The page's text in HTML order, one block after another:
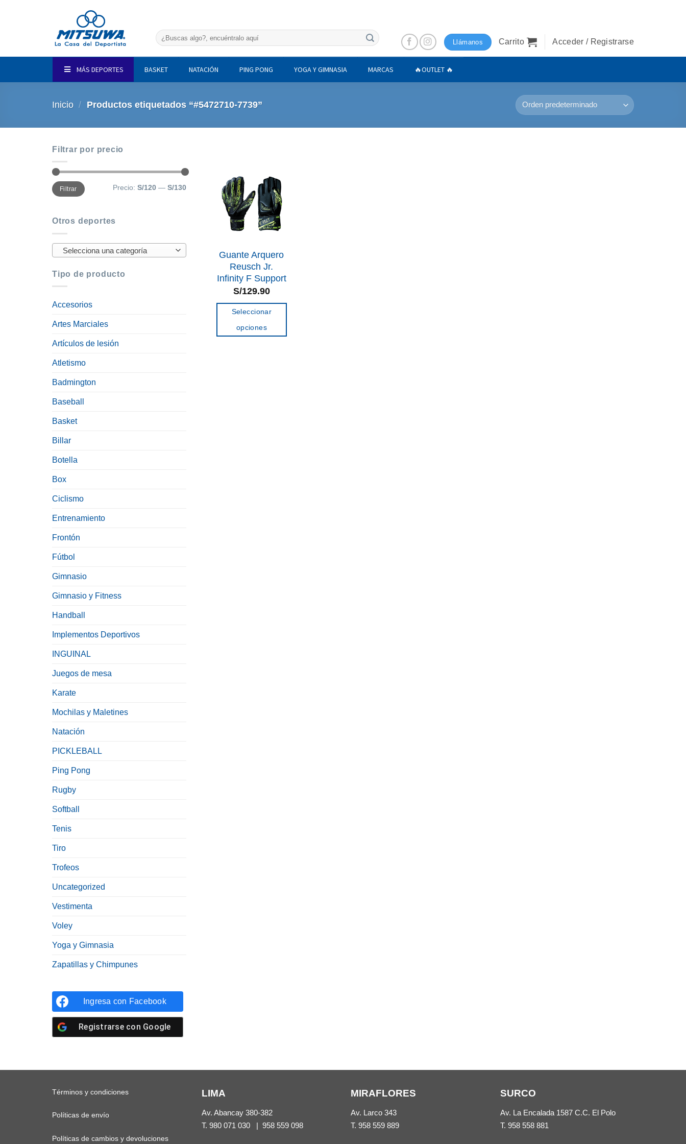
Buscar
por:
Llámanos Carrito Acceder / Registrarse
MÁS DEPORTES BASKET NATACIÓN PING PONG YOGA Y GIMNASIA MARCAS 🔥OUTLET 🔥
Inicio / Productos etiquetados “#5472710-7739”
Filtrar por precio
Precio
mínimo
Precio
máximo
Filtrar Precio: S/120— S/130
Otros deportes
Selecciona una categoría
Tipo de producto
Accesorios
Artes Marciales
Artículos de lesión
Atletismo
Badmington
Baseball
Basket
Billar
Botella
Box
Ciclismo
Entrenamiento
Frontón
Fútbol
Gimnasio
Gimnasio y Fitness
Handball
Implementos Deportivos
INGUINAL
Juegos de mesa
Karate
Mochilas y Maletines
Natación
PICKLEBALL
Ping Pong
Rugby
Softball
Tenis
Tiro
Trofeos
Uncategorized
Vestimenta
Voley
Yoga y Gimnasia
Zapatillas y Chimpunes
Ingresa con Facebook
Registrarse con Google
Guante Arquero
Reusch Jr.
Infinity F Support
S/129.90
Seleccionar
opciones
Términos y condiciones
Políticas de envío
Políticas de cambios y devoluciones
LIMA
Av. Abancay 380-382
T. 980 071 030| 958 559 098
MIRAFLORES
Av. Larco 343
T. 958 559 889
SURCO
Av. La Encalada 1587 C.C. El Polo
T. 958 558 881